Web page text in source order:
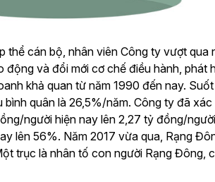
cán bộ, nhân viên Công ty vượt
và đổi mới cơ chế điều hành,
khả quan từ năm 1990 đến nay.
quân là 26,5%/năm. Công ty đã
người hiện nay lên 2,27 tỷ đồng/
lên 56%. Năm 2017 vừa qua, Rạng
trục là nhân tố con người Rạng